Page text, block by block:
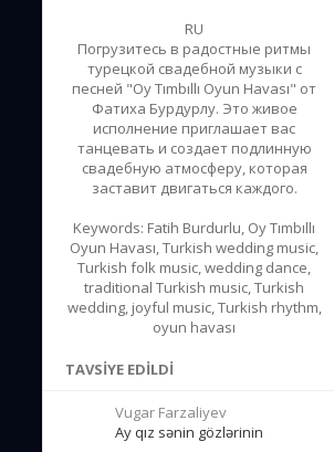
RU
Погрузитесь в радостные ритмы
турецкой свадебной музыки с
песней "Oy Tımbıllı Oyun Havası" от
Фатиха Бурдурлу. Это живое
исполнение приглашает вас
танцевать и создает подлинную
свадебную атмосферу, которая
заставит двигаться каждого.
Keywords: Fatih Burdurlu, Oy Tımbıllı
Oyun Havası, Turkish wedding music,
Turkish folk music, wedding dance,
traditional Turkish music, Turkish
wedding, joyful music, Turkish rhythm,
oyun havası
TAVSIYE EDILDI
Vugar Farzaliyev
Ay qız sənin gözlərinin